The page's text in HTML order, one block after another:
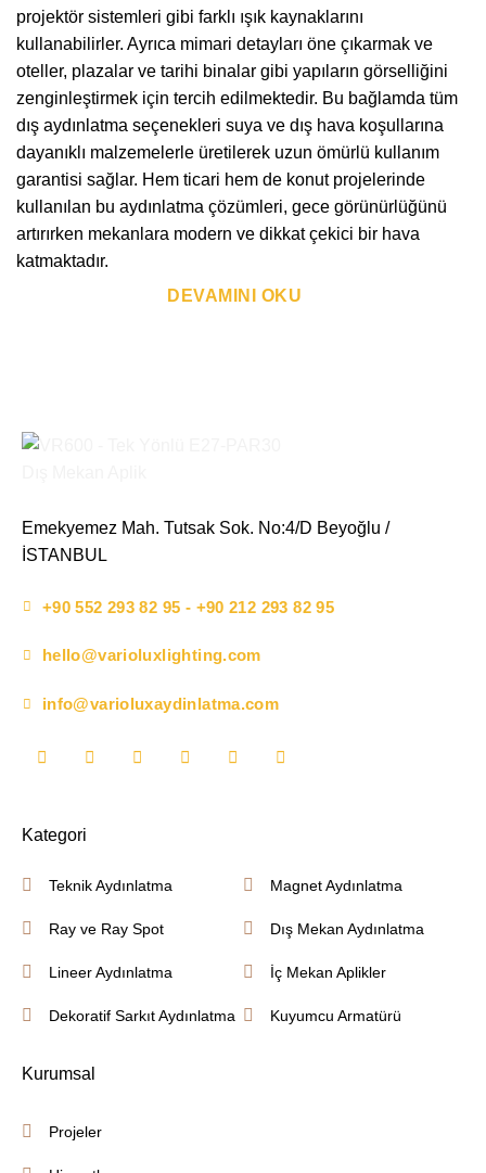
projektör sistemleri gibi farklı ışık kaynaklarını
kullanabilirler. Ayrıca mimari detayları öne çıkarmak ve
oteller, plazalar ve tarihi binalar gibi yapıların görselliğini
zenginleştirmek için tercih edilmektedir. Bu bağlamda tüm
dış aydınlatma seçenekleri suya ve dış hava koşullarına
dayanıklı malzemelerle üretilerek uzun ömürlü kullanım
garantisi sağlar. Hem ticari hem de konut projelerinde
kullanılan bu aydınlatma çözümleri, gece görünürlüğünü
artırırken mekanlara modern ve dikkat çekici bir hava
katmaktadır.
DEVAMINI OKU
Emekyemez Mah. Tutsak Sok. No:4/D Beyoğlu /
İSTANBUL
+90 552 293 82 95 - +90 212 293 82 95
hello@varioluxlighting.com
info@varioluxaydinlatma.com
Kategori
Teknik Aydınlatma
Ray ve Ray Spot
Lineer Aydınlatma
Dekoratif Sarkıt Aydınlatma
Magnet Aydınlatma
Dış Mekan Aydınlatma
İç Mekan Aplikler
Kuyumcu Armatürü
Kurumsal
Projeler